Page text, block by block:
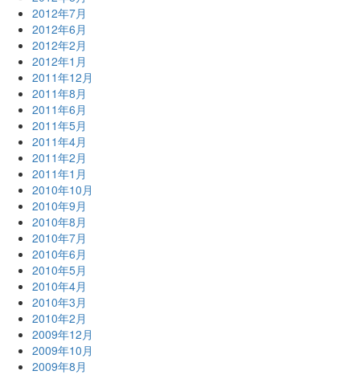
2012年7月
2012年6月
2012年2月
2012年1月
2011年12月
2011年8月
2011年6月
2011年5月
2011年4月
2011年2月
2011年1月
2010年10月
2010年9月
2010年8月
2010年7月
2010年6月
2010年5月
2010年4月
2010年3月
2010年2月
2009年12月
2009年10月
2009年8月